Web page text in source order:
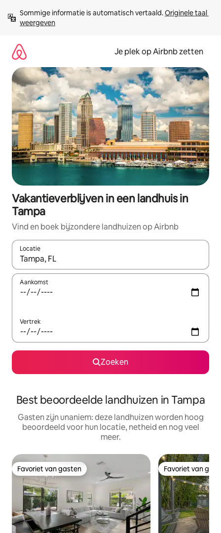
direct
naar
Sommige informatie is automatisch vertaald. Originele taal
weergeven
Je plek op Airbnb zetten
Vakantieverblijven in een landhuis in
Tampa
Vind en boek bijzondere landhuizen op Airbnb
Locatie
Wanneer er resultaten beschikbaar zijn, maak je een keuze
Aankomst
Vertrek
Zoeken
Best beoordeelde landhuizen in Tampa
Gasten zijn unaniem: deze landhuizen worden hoog
beoordeeld voor hun locatie, netheid en nog veel
meer.
Favoriet van gasten
Favoriet van gasten Favoriet van
Favoriet van